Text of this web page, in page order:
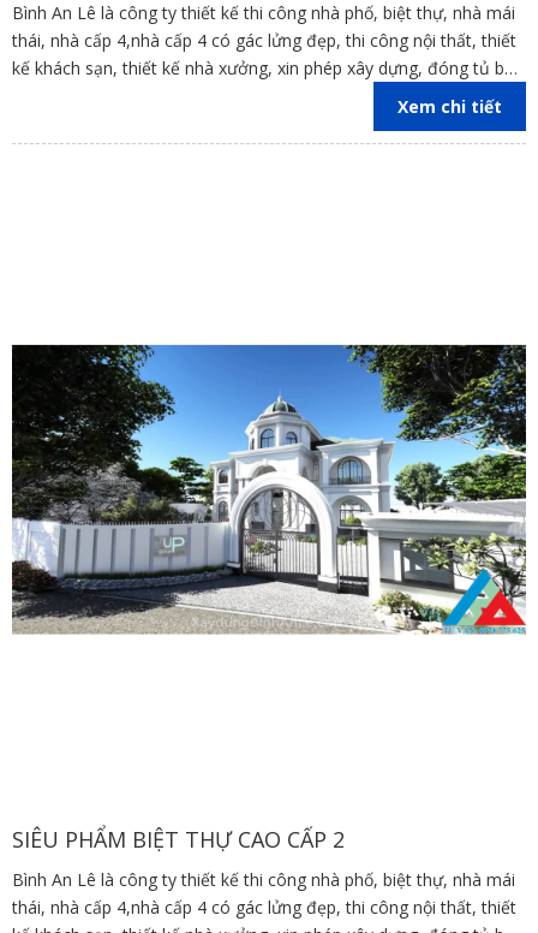
Bình An Lê là công ty thiết kế thi công nhà phố, biệt thự, nhà mái
thái, nhà cấp 4,nhà cấp 4 có gác lửng đẹp, thi công nội thất, thiết
kế khách sạn, thiết kế nhà xưởng, xin phép xây dựng, đóng tủ bếp
trên địa bàn các tỉnh Đồng Nai, Bình Dương, TP Hồ Chí Minh,
Xem chi tiết
SIÊU PHẨM BIỆT THỰ CAO CẤP 2
Bình An Lê là công ty thiết kế thi công nhà phố, biệt thự, nhà mái
thái, nhà cấp 4,nhà cấp 4 có gác lửng đẹp, thi công nội thất, thiết